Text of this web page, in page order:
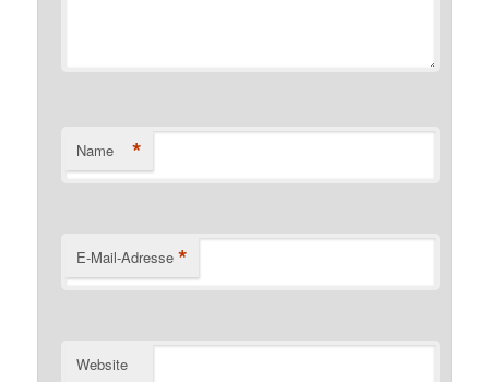
Name *
E-Mail-Adresse *
Website